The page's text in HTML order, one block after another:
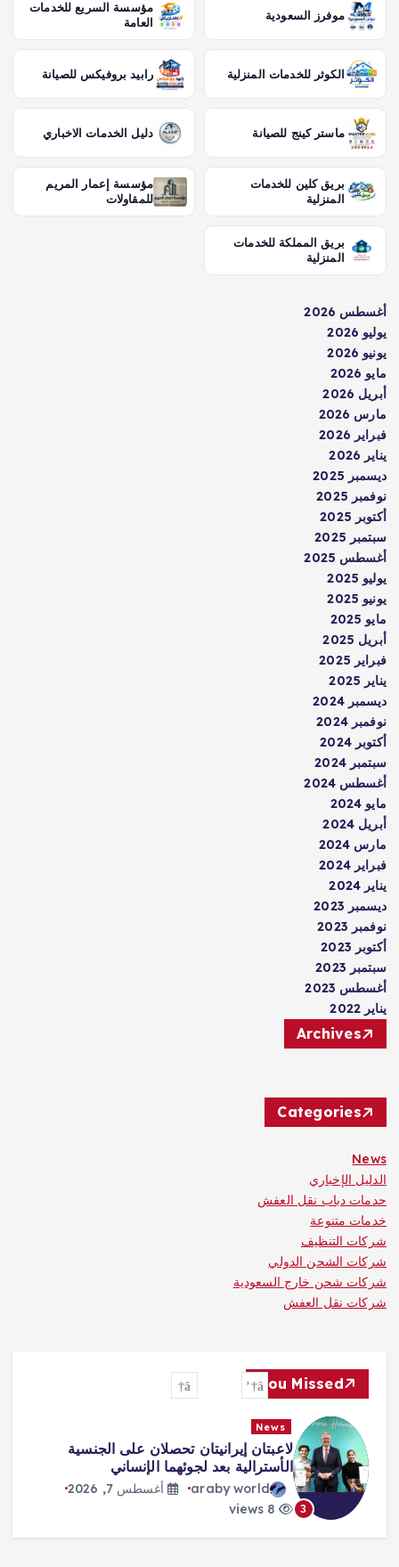
موفرز السعودية
مؤسسة السريع للخدمات
العامة
الكوثر للخدمات المنزلية رابيد بروفيكس للصيانة
ماستر كينج للصيانة دليل الخدمات الاخباري
بريق كلين للخدمات
المنزلية
مؤسسة إعمار المريم
للمقاولات
بريق المملكة للخدمات
المنزلية
أغسطس 2026
يوليو 2026
يونيو 2026
مايو 2026
أبريل 2026
مارس 2026
فبراير 2026
يناير 2026
ديسمبر 2025
نوفمبر 2025
أكتوبر 2025
سبتمبر 2025
أغسطس 2025
يوليو 2025
يونيو 2025
مايو 2025
أبريل 2025
فبراير 2025
يناير 2025
ديسمبر 2024
نوفمبر 2024
أكتوبر 2024
سبتمبر 2024
أغسطس 2024
مايو 2024
أبريل 2024
مارس 2024
فبراير 2024
يناير 2024
ديسمبر 2023
نوفمبر 2023
أكتوبر 2023
سبتمبر 2023
أغسطس 2023
يناير 2022
Archives
Categories
News
الدليل الإخباري
حدمات دباب نقل العفش
خدمات متنوعة
شركات التنظيف
شركات الشحن الدولي
شركات شحن خارج السعودية
شركات نقل العفش
You Missed
3
News
لاعبتان إيرانيتان تحصلان على الجنسية
الأسترالية بعد لجوئهما الإنساني
araby world
أغسطس 7, 2026
8 views